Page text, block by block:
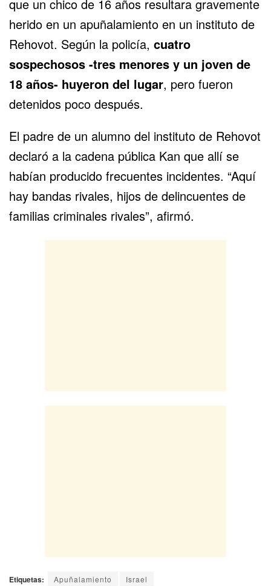
que un chico de 16 años resultara gravemente
herido en un apuñalamiento en un instituto de
Rehovot. Según la policía, cuatro
sospechosos -tres menores y un joven de
18 años- huyeron del lugar, pero fueron
detenidos poco después.
El padre de un alumno del instituto de Rehovot
declaró a la cadena pública Kan que allí se
habían producido frecuentes incidentes. “Aquí
hay bandas rivales, hijos de delincuentes de
familias criminales rivales”, afirmó.
Etiquetas: Apuñalamiento Israel